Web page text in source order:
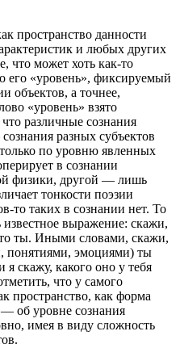
пространство данности
и любых других
что может хоть как-то
его «уровень», фиксируемый
объектов, а точнее,
«уровень» взято
различные сознания
разных субъектов
по уровню явленных
в сознании
физики, другой — лишь
тонкости поэзии
то таких в сознании нет. То
выражение: скажи,
ты. Иными словами, скажи,
понятиями, эмоциями) ты
скажу, какого оно у тебя
что у самого
пространство, как форма
об уровне сознания
имея в виду сложность